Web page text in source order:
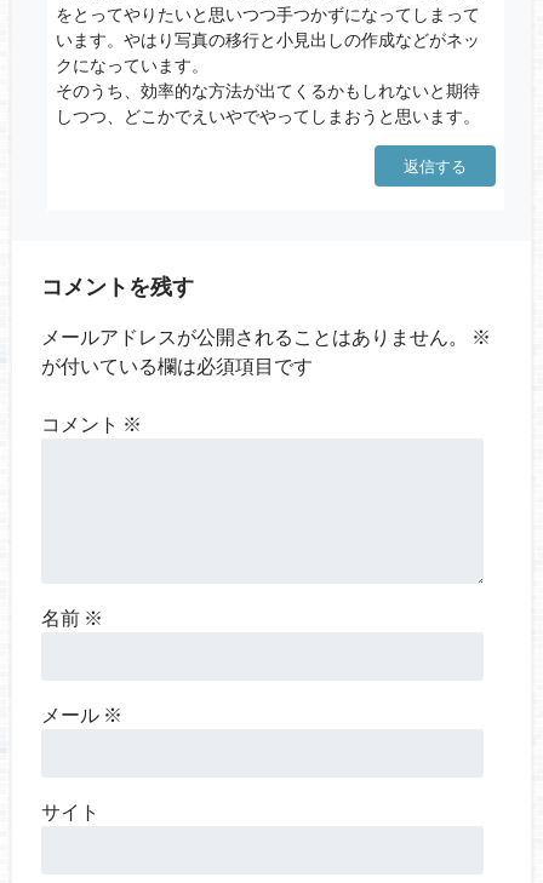
をとってやりたいと思いつつ手つかずになってしまって
います。やはり写真の移行と小見出しの作成などがネッ
クになっています。
そのうち、効率的な方法が出てくるかもしれないと期待
しつつ、どこかでえいやでやってしまおうと思います。
返信する
コメントを残す
メールアドレスが公開されることはありません。
※
が付いている欄は必須項目です
コメント ※
名前 ※
メール ※
サイト